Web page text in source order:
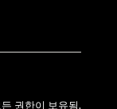
권한이 보유됨.